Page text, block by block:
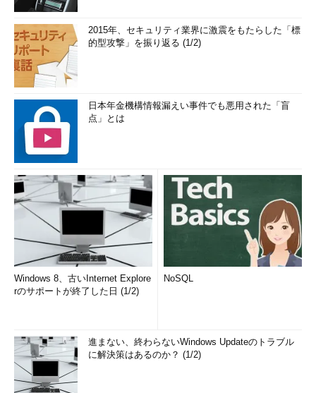
2015年、セキュリティ業界に激震をもたらした「標
的型攻撃」を振り返る (1/2)
日本年金機構情報漏えい事件でも悪用された「盲
点」とは
Windows 8、古いInternet Explore
rのサポートが終了した日 (1/2)
NoSQL
進まない、終わらないWindows Updateのトラブル
に解決策はあるのか？ (1/2)